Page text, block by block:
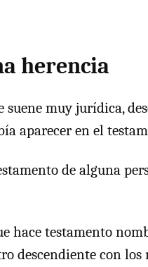
herencia
suene muy jurídica,
aparecer en el
de alguna
hace testamento
descendiente con